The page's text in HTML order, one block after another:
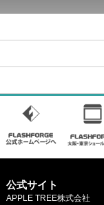
公式サイト
APPLE TREE株式会社